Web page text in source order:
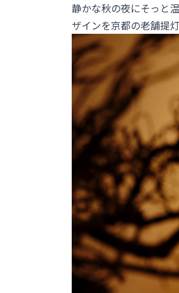
静かな秋の夜にそっと
ザインを京都の老舗提